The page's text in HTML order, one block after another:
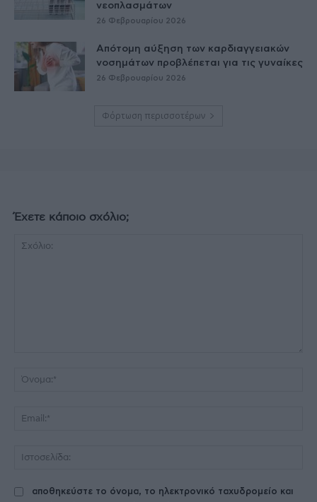
νεοπλασμάτων
26 Φεβρουαρίου 2026
Απότομη αύξηση των καρδιαγγειακών
νοσημάτων προβλέπεται για τις γυναίκες
26 Φεβρουαρίου 2026
Φόρτωση περισσοτέρων
Έχετε κάποιο σχόλιο;
αποθηκεύστε το όνομα, το ηλεκτρονικό ταχυδρομείο και